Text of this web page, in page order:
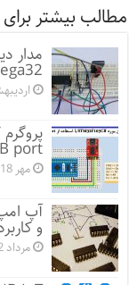
مطالب بیشتر
اردیبهشت
port
مهر 18, 1399
آپ
و
مرداد 12, 1397